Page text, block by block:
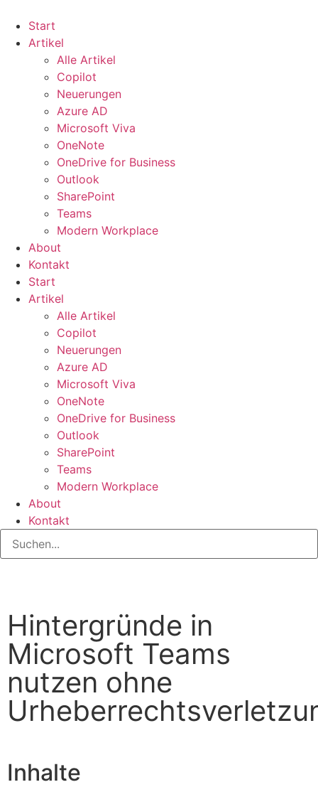
Start
Artikel
Alle Artikel
Copilot
Neuerungen
Azure AD
Microsoft Viva
OneNote
OneDrive for Business
Outlook
SharePoint
Teams
Modern Workplace
About
Kontakt
Start
Artikel
Alle Artikel
Copilot
Neuerungen
Azure AD
Microsoft Viva
OneNote
OneDrive for Business
Outlook
SharePoint
Teams
Modern Workplace
About
Kontakt
Hintergründe in
Microsoft Teams
nutzen ohne
Inhalte